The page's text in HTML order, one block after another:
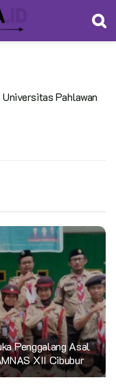
Pahlawan
Penggalang Asal
XII Cibubur